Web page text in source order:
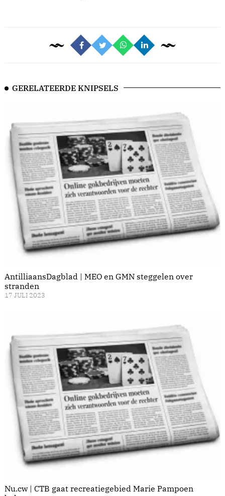
GERELATEERDE KNIPSELS
AntilliaansDagblad | MEO en GMN steggelen over
stranden
17 JULI 2023
Nu.cw | CTB gaat recreatiegebied Marie Pampoen